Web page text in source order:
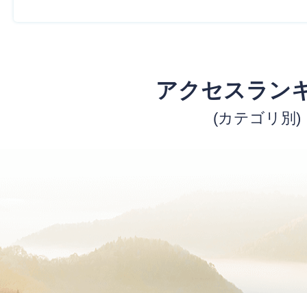
アクセスラン
(カテゴリ別)